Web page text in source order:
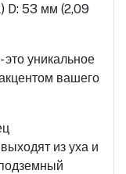
D: 53 мм (2,09
уникальное
вашего
из уха и